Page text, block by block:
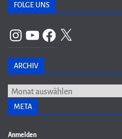
FOLGE UNS
InstagramYouTubeFacebook
X
ARCHIV
Archiv
META
Anmelden